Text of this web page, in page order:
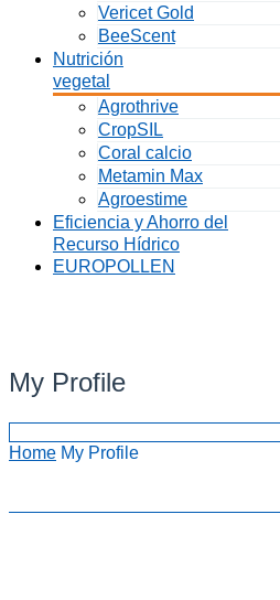
Vericet Gold
BeeScent
Nutrición
vegetal
Agrothrive
CropSIL
Coral calcio
Metamin Max
Agroestime
Eficiencia y Ahorro del
Recurso Hídrico
EUROPOLLEN
My Profile
Home My Profile